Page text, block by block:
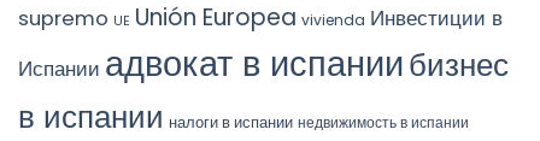
supremo UE Unión Europea vivienda Инвестиции в
Испании адвокат в испаниибизнес
в испании налоги в испании недвижимость в испании